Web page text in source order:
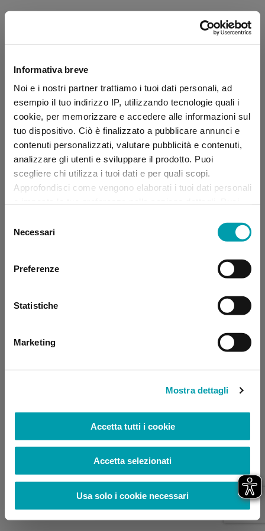
Informativa breve
Noi e i nostri partner trattiamo i tuoi dati personali, ad
esempio il tuo indirizzo IP, utilizzando tecnologie quali i
cookie, per memorizzare e accedere alle informazioni sul
tuo dispositivo. Ciò è finalizzato a pubblicare annunci e
contenuti personalizzati, valutare pubblicità e contenuti,
analizzare gli utenti e sviluppare il prodotto. Puoi
scegliere chi utilizza i tuoi dati e per quali scopi.
Approfondisci come vengono elaborati i tuoi dati personali
momento dalla Dichiarazione sui “
delNecessari
Preferenze
Statistiche
Marketing
Mostra dettagli
Accetta tutti i cookie
Accetta selezionati
Usa solo i cookie necessari
Application error: a client-side exception has occurred (see the
browser console for more information)